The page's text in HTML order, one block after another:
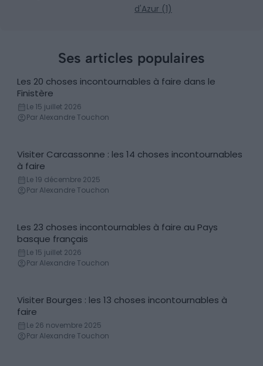
d'Azur (1)
Ses articles populaires
Incontournables
Les 20 choses incontournables à faire dans le
Finistère
Le 15 juillet 2026
Par Alexandre Touchon
Incontournables
Visiter Carcassonne : les 14 choses incontournables
à faire
Le 19 décembre 2025
Par Alexandre Touchon
Incontournables
Les 23 choses incontournables à faire au Pays
basque français
Le 15 juillet 2026
Par Alexandre Touchon
Incontournables
Visiter Bourges : les 13 choses incontournables à
faire
Le 26 novembre 2025
Par Alexandre Touchon